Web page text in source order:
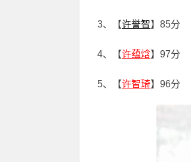
3、【许誉智】85分
4、【许蕴焓】97分
5、【许智琦】96分